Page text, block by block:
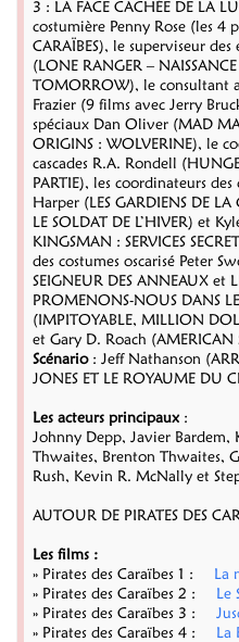
3 : LA FACE CACHÉE DE LA
costumière Penny Rose (les 4
CARAÏBES), le superviseur
(LONE RANGER –
TOMORROW), le consultant
Frazier (9 films avec Jerry
spéciaux Dan Oliver (MAD
ORIGINS : WOLVERINE), le
cascades R.A. Rondell
PARTIE), les coordinateurs
Harper (LES GARDIENS DE
LE SOLDAT DE L’HIVER) et
KINGSMAN : SERVICES
des costumes oscarisé Peter
SEIGNEUR DES ANNEAUX et
PROMENONS-NOUS DANS
(IMPITOYABLE, MILLION
et Gary D. Roach (AMERICAN
Scénario: Jeff Nathanson
JONES ET LE ROYAUME DU
Les acteurs principaux :
Johnny Depp, Javier Bardem,
Thwaites, Brenton Thwaites,
Rush, Kevin R. McNally et
AUTOUR DE PIRATES DES
Les films :
» Pirates des Caraïbes 1 :
La
» Pirates des Caraïbes 2 :
Le
» Pirates des Caraïbes 3 :
» Pirates des Caraïbes 4 :
La